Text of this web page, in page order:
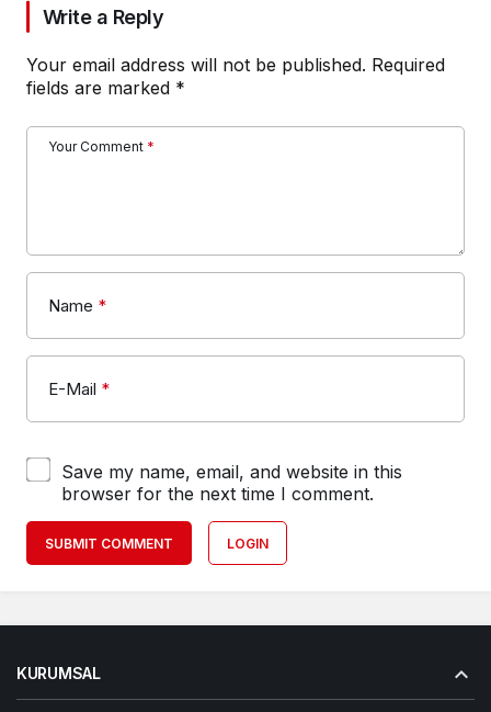
Write a Reply
Your email address will not be published. Required
fields are marked *
Your Comment *
Name *
E-Mail *
Save my name, email, and website in this
browser for the next time I comment.
SUBMIT COMMENT LOGIN
KURUMSAL